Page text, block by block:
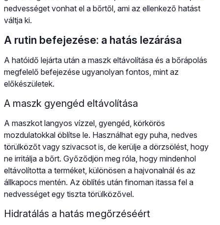
nedvességet vonhat el a bőrtől, ami az ellenkező hatást
váltja ki.
A rutin befejezése: a hatás lezárása
A hatóidő lejárta után a maszk eltávolítása és a bőrápolás
megfelelő befejezése ugyanolyan fontos, mint az
előkészületek.
A maszk gyengéd eltávolítása
A maszkot langyos vízzel, gyengéd, körkörös
mozdulatokkal öblítse le. Használhat egy puha, nedves
törülközőt vagy szivacsot is, de kerülje a dörzsölést, hogy
ne irritálja a bőrt. Győződjön meg róla, hogy mindenhol
eltávolította a terméket, különösen a hajvonalnál és az
állkapocs mentén. Az öblítés után finoman itassa fel a
nedvességet egy tiszta törülközővel.
Hidratálás a hatás megőrzéséért